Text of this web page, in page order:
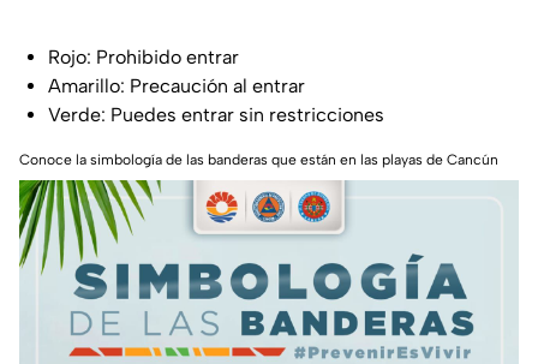
Rojo: Prohibido entrar
Amarillo: Precaución al entrar
Verde: Puedes entrar sin restricciones
Conoce la simbología de las banderas que están en las playas de Cancún